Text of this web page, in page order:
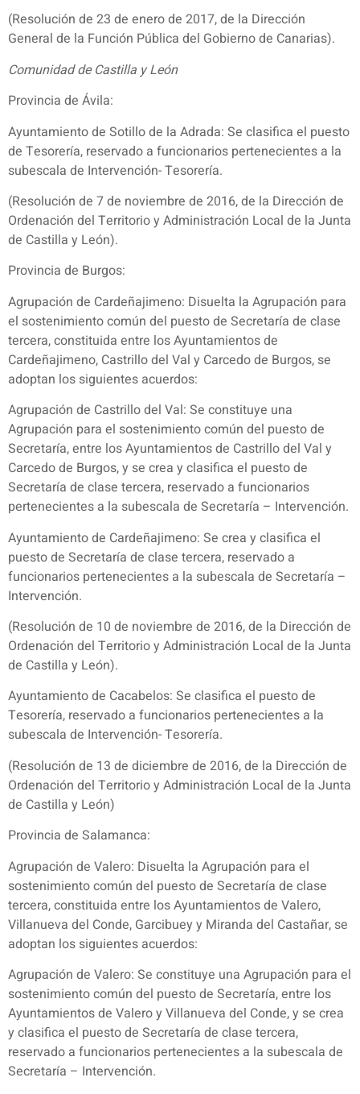
(Resolución de 23 de enero de 2017, de la Dirección
General de la Función Pública del Gobierno de Canarias).
Comunidad de Castilla y León
Provincia de Ávila:
Ayuntamiento de Sotillo de la Adrada: Se clasifica el puesto
de Tesorería, reservado a funcionarios pertenecientes a la
subescala de Intervención- Tesorería.
(Resolución de 7 de noviembre de 2016, de la Dirección de
Ordenación del Territorio y Administración Local de la Junta
de Castilla y León).
Provincia de Burgos:
Agrupación de Cardeñajimeno: Disuelta la Agrupación para
el sostenimiento común del puesto de Secretaría de clase
tercera, constituida entre los Ayuntamientos de
Cardeñajimeno, Castrillo del Val y Carcedo de Burgos, se
adoptan los siguientes acuerdos:
Agrupación de Castrillo del Val: Se constituye una
Agrupación para el sostenimiento común del puesto de
Secretaría, entre los Ayuntamientos de Castrillo del Val y
Carcedo de Burgos, y se crea y clasifica el puesto de
Secretaría de clase tercera, reservado a funcionarios
pertenecientes a la subescala de Secretaría – Intervención.
Ayuntamiento de Cardeñajimeno: Se crea y clasifica el
puesto de Secretaría de clase tercera, reservado a
funcionarios pertenecientes a la subescala de Secretaría –
Intervención.
(Resolución de 10 de noviembre de 2016, de la Dirección de
Ordenación del Territorio y Administración Local de la Junta
de Castilla y León).
Ayuntamiento de Cacabelos: Se clasifica el puesto de
Tesorería, reservado a funcionarios pertenecientes a la
subescala de Intervención- Tesorería.
(Resolución de 13 de diciembre de 2016, de la Dirección de
Ordenación del Territorio y Administración Local de la Junta
de Castilla y León)
Provincia de Salamanca:
Agrupación de Valero: Disuelta la Agrupación para el
sostenimiento común del puesto de Secretaría de clase
tercera, constituida entre los Ayuntamientos de Valero,
Villanueva del Conde, Garcibuey y Miranda del Castañar, se
adoptan los siguientes acuerdos:
Agrupación de Valero: Se constituye una Agrupación para el
sostenimiento común del puesto de Secretaría, entre los
Ayuntamientos de Valero y Villanueva del Conde, y se crea
y clasifica el puesto de Secretaría de clase tercera,
reservado a funcionarios pertenecientes a la subescala de
Secretaría – Intervención.